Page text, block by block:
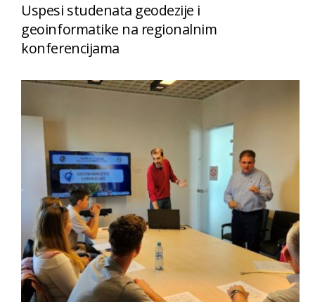
Uspesi studenata geodezije i
geoinformatike na regionalnim
konferencijama